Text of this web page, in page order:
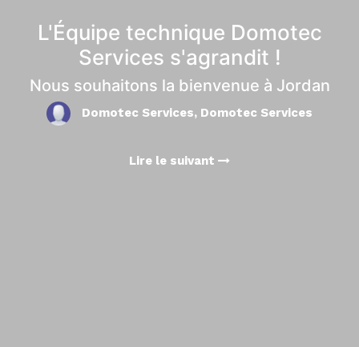
L'Équipe technique Domotec
Services s'agrandit !
Nous souhaitons la bienvenue à Jordan
Domotec Services, Domotec Services
Lire le suivant